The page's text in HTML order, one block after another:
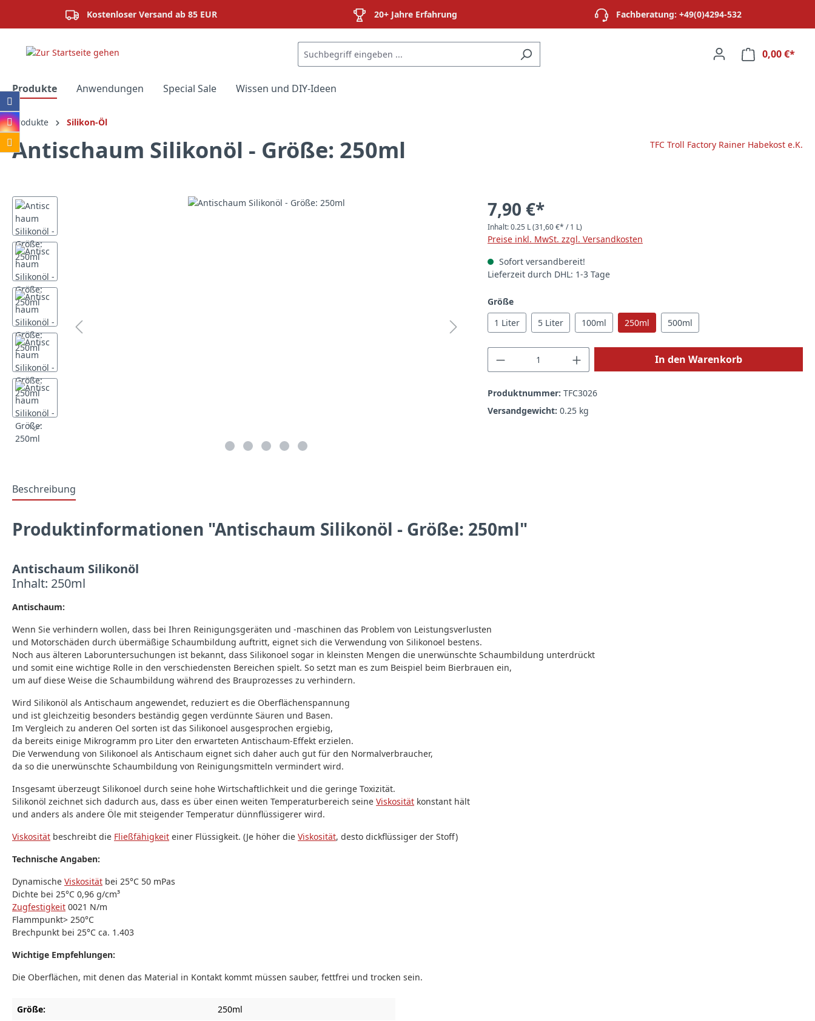
Zur Hauptnavigation springen
Kostenloser Versand ab 85 EUR 20+ Jahre Erfahrung Fachberatung: +49(0)4294-532
0,00 €*
Produkte Anwendungen Special Sale Wissen und DIY-Ideen
Produkte Silikon-Öl
Antischaum Silikonöl - Größe: 250ml TFC Troll Factory Rainer Habekost e.K.
Bildergalerie überspringen 7,90 €*
Inhalt:0.25 L(31,60 €* / 1 L)
Preise inkl. MwSt. zzgl. Versandkosten
Sofort versandbereit!
Lieferzeit durch DHL: 1-3 Tage
Größeauswählen
1 Liter
5 Liter 100ml 250ml 500ml
Produkt Anzahl: Gib den gewünschten Wert
In den Warenkorb
Produktnummer: TFC3026
Versandgewicht: 0.25 kg
Beschreibung
Produktinformationen "Antischaum Silikonöl - Größe: 250ml"
Antischaum Silikonöl
Inhalt: 250ml
Antischaum:
Wenn Sie verhindern wollen, dass bei Ihren Reinigungsgeräten und -maschinen das Problem von Leistungsverlusten
und Motorschäden durch übermäßige Schaumbildung auftritt, eignet sich die Verwendung von Silikonoel bestens.
Noch aus älteren Laboruntersuchungen ist bekannt, dass Silikonoel sogar in kleinsten Mengen die unerwünschte Schaumbildung unterdrückt
und somit eine wichtige Rolle in den verschiedensten Bereichen spielt. So setzt man es zum Beispiel beim Bierbrauen ein,
um auf diese Weise die Schaumbildung während des Brauprozesses zu verhindern.
Wird Silikonöl als Antischaum angewendet, reduziert es die Oberflächenspannung
und ist gleichzeitig besonders beständig gegen verdünnte Säuren und Basen.
Im Vergleich zu anderen Oel sorten ist das Silikonoel ausgesprochen ergiebig,
da bereits einige Mikrogramm pro Liter den erwarteten Antischaum-Effekt erzielen.
Die Verwendung von Silikonoel als Antischaum eignet sich daher auch gut für den Normalverbraucher,
da so die unerwünschte Schaumbildung von Reinigungsmitteln vermindert wird.
Insgesamt überzeugt Silikonoel durch seine hohe Wirtschaftlichkeit und die geringe Toxizität.
Silikonöl zeichnet sich dadurch aus, dass es über einen weiten Temperaturbereich seine Viskosität konstant hält
und anders als andere Öle mit steigender Temperatur dünnflüssigerer wird.
Viskosität beschreibt die Fließfähigkeit einer Flüssigkeit. (Je höher die Viskosität, desto dickflüssiger der Stoff)
Technische Angaben:
Dynamische Viskosität bei 25°C 50 mPas
Dichte bei 25°C 0,96 g/cm³
Zugfestigkeit 0021 N/m
Flammpunkt> 250°C
Brechpunkt bei 25°C ca. 1.403
Wichtige Empfehlungen:
Die Oberflächen, mit denen das Material in Kontakt kommt müssen sauber, fettfrei und trocken sein.
Größe: 250ml